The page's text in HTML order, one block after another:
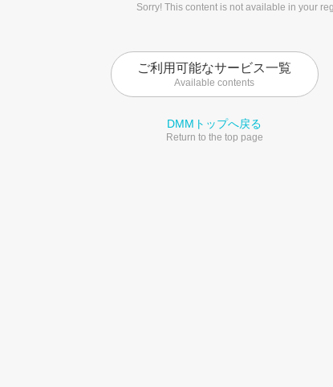
Sorry! This content is not available in your
ご利用可能なサービス一覧
Available contents
DMMトップへ戻る
Return to the top page